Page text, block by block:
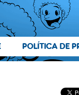
POLÍTICA DE